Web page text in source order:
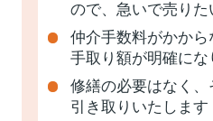
ので、急いで売り
仲介手数料がかか
手取り額が明確にな
修繕の必要はなく
引き取りいたします